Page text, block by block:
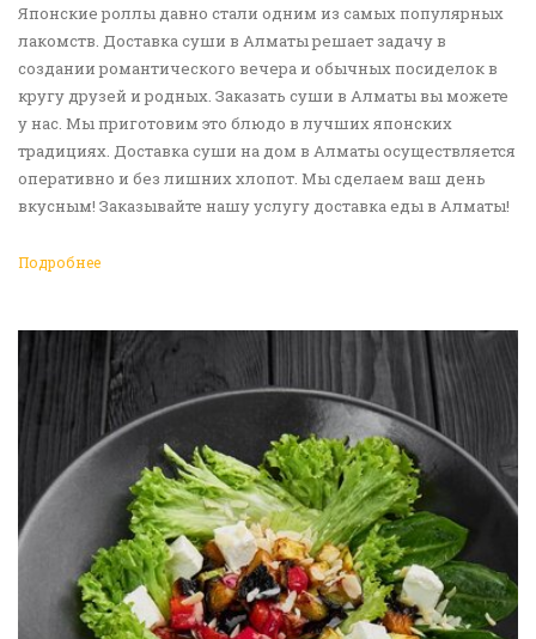
Японские роллы давно стали одним из самых популярных
лакомств. Доставка суши в Алматы решает задачу в
создании романтического вечера и обычных посиделок в
кругу друзей и родных. Заказать суши в Алматы вы можете
у нас. Мы приготовим это блюдо в лучших японских
традициях. Доставка суши на дом в Алматы осуществляется
оперативно и без лишних хлопот. Мы сделаем ваш день
вкусным! Заказывайте нашу услугу доставка еды в Алматы!
Подробнее